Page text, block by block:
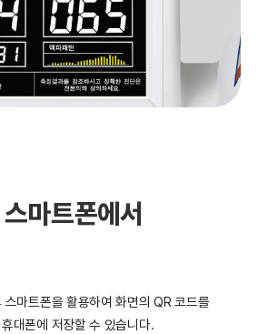
마트폰에서
마트폰을 활용하여 화면의 QR 코드를
대폰에 저장할 수 있습니다.